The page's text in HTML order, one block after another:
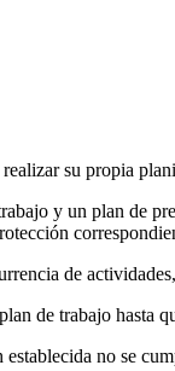
su propia
y un plan de
de
de trabajo hasta
no se